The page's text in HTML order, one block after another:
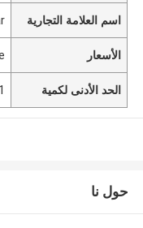
اسم العلامة التجارية
الأسعار
الحد الأدنى لكمية 1
حول نا